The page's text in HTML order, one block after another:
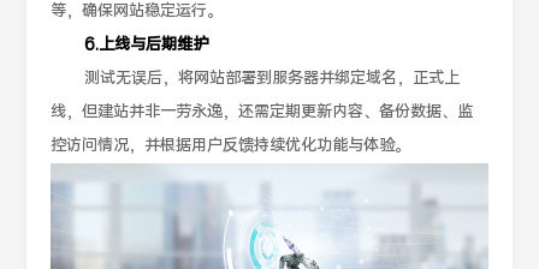
等，确保网站稳定运行。
6.上线与后期维护
测试无误后，将网站部署到服务器并绑定域名，正式上
线，但建站并非一劳永逸，还需定期更新内容、备份数据、监
控访问情况，并根据用户反馈持续优化功能与体验。